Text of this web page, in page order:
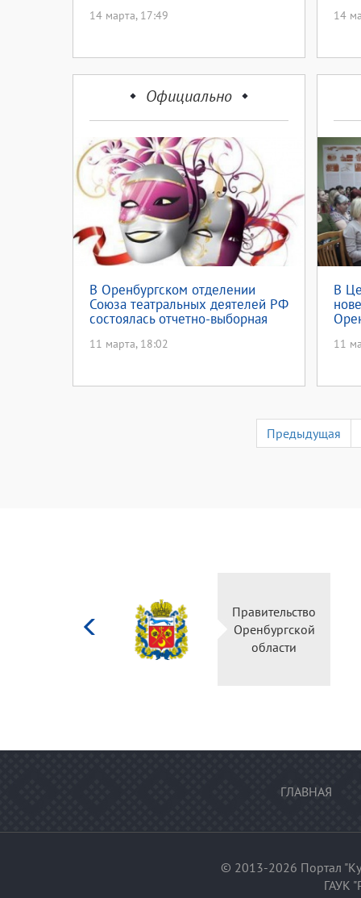
14 марта, 17:49 14
Официально
В Оренбургском отделении
Союза театральных деятелей РФ
состоялась отчетно-выборная
11 марта, 18:02
В
11
Предыдущая
Правительство
Оренбургской
области
ГЛАВНАЯ
© 2013-2026 Портал
ГАУК